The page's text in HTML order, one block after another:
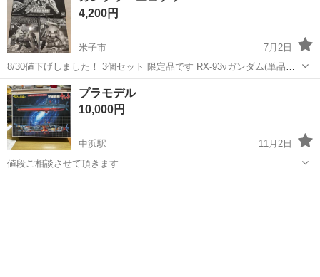
す。
ロールスロイス4,200円
米子市
7月2日
8/30値下げしました！ 3個セット 限定品です RX-93νガンダム(単品
2000円) RX-78-2ガンダム(単品1500円) MS-06FザクII(単品1500円) ●お
まとめ購入歓迎☆ ●注意事項⚠必ずプロフィ...
鳥取 米子市 模型、プラモデル
プラモデル
10,000円
中浜駅
11月2日
値段ご相談させて頂きます